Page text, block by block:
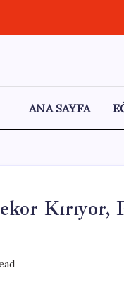
ANA SAYFA
Kırıyor,